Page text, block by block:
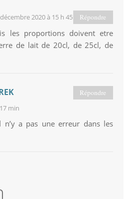
2020 à 15 h 45 min
les proportions doivent etre
de lait de 20cl, de 25cl, de
Répondre
min
n’y a pas une erreur dans les
Répondre